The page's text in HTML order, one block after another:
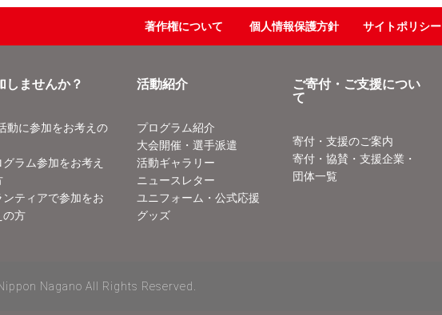
著作権について 個人情報保護方針 サイトポリシー
しませんか？
動に参加をお考えの
グラム参加をお考え
ンティアで参加をお
の方
活動紹介
プログラム紹介
大会開催・選手派遣
活動ギャラリー
ニュースレター
ユニフォーム・公式応援
グッズ
ご寄付・ご支援につい
て
寄付・支援のご案内
寄付・協賛・支援企業・
団体一覧
Nagano All Rights Reserved.